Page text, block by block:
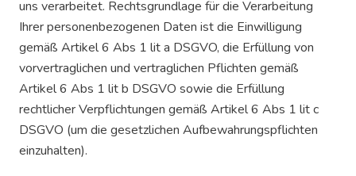
uns verarbeitet. Rechtsgrundlage für die Verarbeitung
Ihrer personenbezogenen Daten ist die Einwilligung
gemäß Artikel 6 Abs 1 lit a DSGVO, die Erfüllung von
vorvertraglichen und vertraglichen Pflichten gemäß
Artikel 6 Abs 1 lit b DSGVO sowie die Erfüllung
rechtlicher Verpflichtungen gemäß Artikel 6 Abs 1 lit c
DSGVO (um die gesetzlichen Aufbewahrungspflichten
einzuhalten).